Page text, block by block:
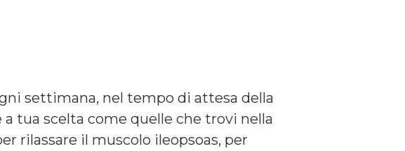
settimana, nel tempo di attesa della
tua scelta come quelle che trovi nella
rilassare il muscolo ileopsoas, per